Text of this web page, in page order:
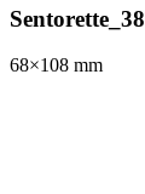
Sentorette_38
68×108 mm